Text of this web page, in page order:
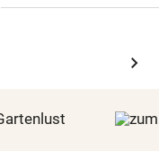
chevron_right